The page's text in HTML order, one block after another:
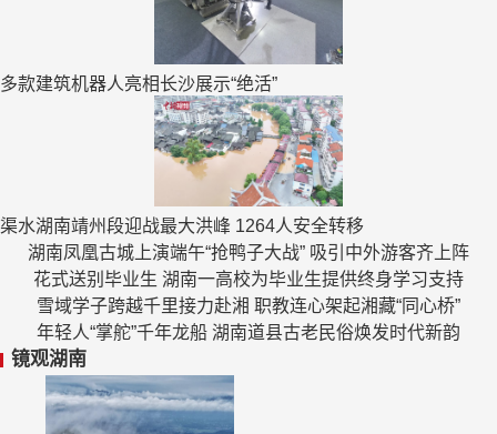
多款建筑机器人亮相长沙展示“绝活”
渠水湖南靖州段迎战最大洪峰 1264人安全转移
湖南凤凰古城上演端午“抢鸭子大战” 吸引中外游客齐上阵
花式送别毕业生 湖南一高校为毕业生提供终身学习支持
雪域学子跨越千里接力赴湘 职教连心架起湘藏“同心桥”
年轻人“掌舵”千年龙船 湖南道县古老民俗焕发时代新韵
镜观湖南